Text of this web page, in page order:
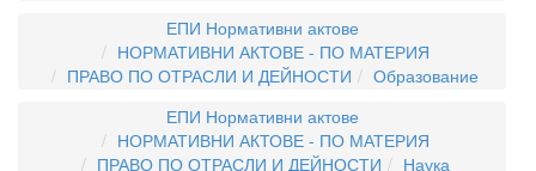
ЕПИ Нормативни актове
НОРМАТИВНИ АКТОВЕ - ПО МАТЕРИЯ
ПРАВО ПО ОТРАСЛИ И ДЕЙНОСТИ
Образование
ЕПИ Нормативни актове
НОРМАТИВНИ АКТОВЕ - ПО МАТЕРИЯ
ПРАВО ПО ОТРАСЛИ И ДЕЙНОСТИ
Наука